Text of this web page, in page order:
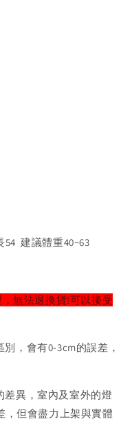
54 建議體重40~63
，無法退換貨!可以接受
，會有0-3cm的誤差，
異，室內及室外的燈
，但會盡力上架與實體